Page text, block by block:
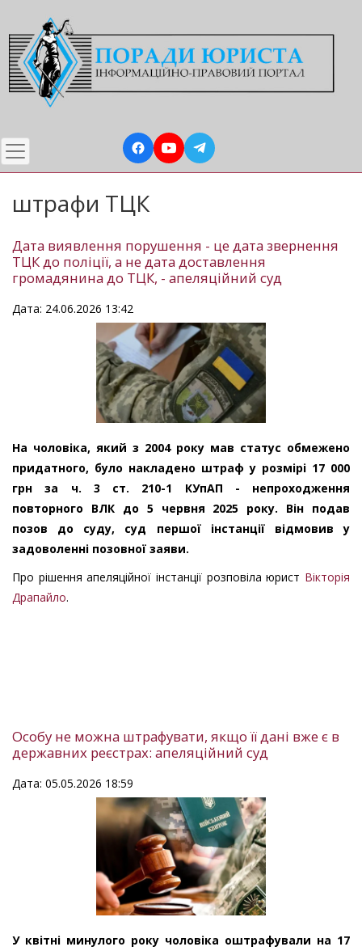
до
основного
вмісту
штрафи ТЦК
Дата виявлення порушення - це дата звернення
ТЦК до поліції, а не дата доставлення
громадянина до ТЦК, - апеляційний суд
Дата: 24.06.2026 13:42
На чоловіка, який з 2004 року мав статус обмежено
придатного, було накладено штраф у розмірі 17 000
грн за ч. 3 ст. 210-1 КУпАП - непроходження
повторного ВЛК до 5 червня 2025 року. Він подав
позов до суду, суд першої інстанції відмовив у
задоволенні позовної заяви.
Про рішення апеляційної інстанції розповіла юрист Вікторія
Драпайло.
Особу не можна штрафувати, якщо її дані вже є в
державних реєстрах: апеляційний суд
Дата: 05.05.2026 18:59
У квітні минулого року чоловіка оштрафували на 17